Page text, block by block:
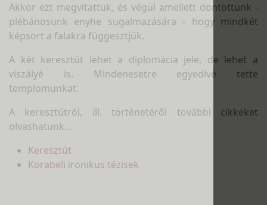
Akkor ezt megvitattuk, és végül amellett döntöttünk -
plébánosunk enyhe sugalmazására - hogy mindkét
képsort a falakra függesztjük.
A két keresztút lehet a diplomácia jele, de lehet a
viszályé is. Mindenesetre egyedivé tette
templomunkat.
A keresztútról, ill. történetéről további cikkeket
olvashatunk...
Keresztút
Korabeli ironikus tézisek